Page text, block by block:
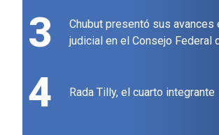
3
Chubut presentó sus avances
judicial en el Consejo Federal
4 Rada Tilly, el cuarto integrante